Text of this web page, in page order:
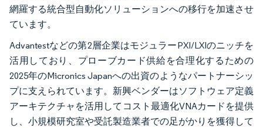
網羅する統合型自動化ソリューションへの移行を加速させ
ています。
Advantestなどの第2層企業はモジュラーPXI/LXIのニッチを
活用しており、プローブカード供給を合理化するための
2025年のMicronics Japanへの出資のようなパートナーシッ
プに支えられています。新興ベンダーはソフトウェア定義
アーキテクチャを活用してコスト最適化VNAカードを提供
し、小規模研究室や受託製造業者での足がかりを獲得して